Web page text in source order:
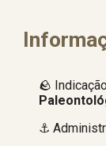
🪨
⚓